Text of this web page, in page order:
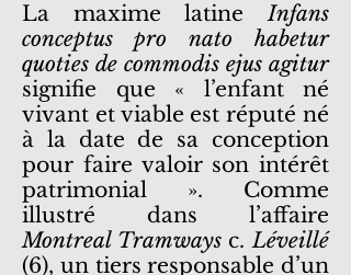
La maxime latineInfans
conceptus pro nato habetur
quoties de commodis ejus agitur
signifie que « l’enfant né
vivant et viable est réputé né
à la date de sa conception
pour faire valoir son intérêt
patrimonial ». Comme
illustré dans l’affaire
Montreal Tramwaysc.Léveillé
(6), un tiers responsable d’un